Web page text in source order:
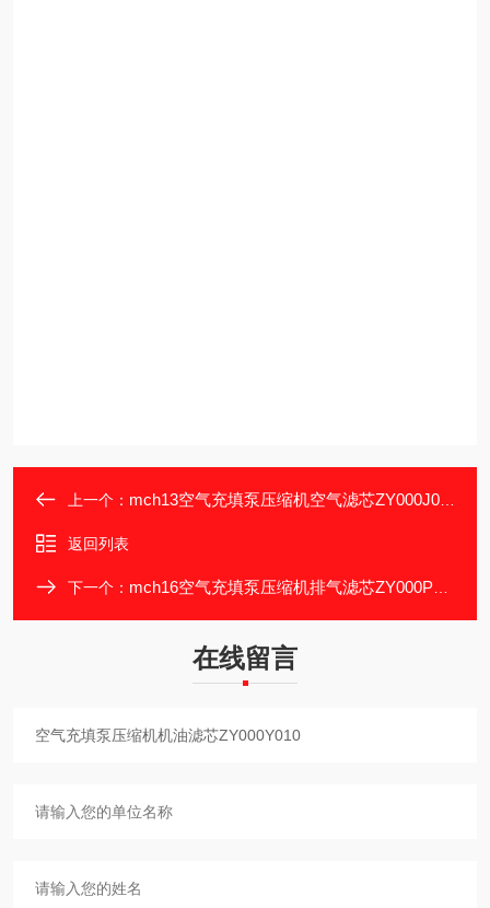
上一个： mch13空气充填泵压缩机空气滤芯ZY000J001
返回列表
下一个： mch16空气充填泵压缩机排气滤芯ZY000P002
在线留言